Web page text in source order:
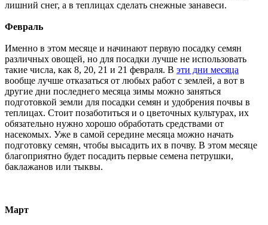
лишний снег, а в теплицах сделать снежные занавеси.
Февраль
Именно в этом месяце и начинают первую посадку семян
различных овощей, но для посадки лучше не использовать
такие числа, как 8, 20, 21 и 21 февраля. В эти дни месяца
вообще лучше отказаться от любых работ с землей, а вот в
другие дни последнего месяца зимы можно заняться
подготовкой земли для посадки семян и удобрения почвы в
теплицах. Стоит позаботиться и о цветочных культурах, их
обязательно нужно хорошо обработать средствами от
насекомых. Уже в самой середине месяца можно начать
подготовку семян, чтобы высадить их в почву. В этом месяце
благоприятно будет посадить первые семена петрушки,
баклажанов или тыквы.
Март